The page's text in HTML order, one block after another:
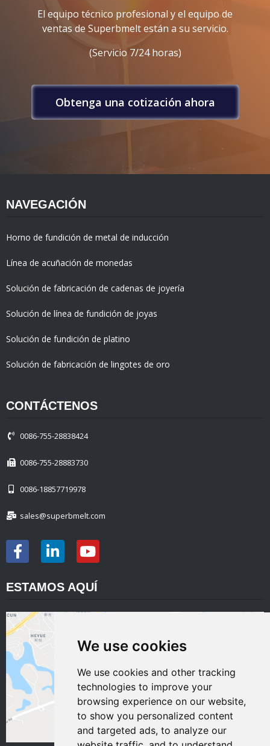
We use cookies
We use cookies and other tracking
technologies to improve your
browsing experience on our website,
to show you personalized content
and targeted ads, to analyze our
El equipo técnico profesional y el equipo de
ventas de Superbmelt están a su servicio.
(Servicio 7/24 horas)
Obtenga una cotización ahora
NAVEGACIÓN
Horno de fundición de metal de inducción
Línea de acuñación de monedas
Solución de fabricación de cadenas de joyería
Solución de línea de fundición de joyas
Solución de fundición de platino
Solución de fabricación de lingotes de oro
CONTÁCTENOS
0086-755-28838424
0086-755-28883730
0086-18857719978
sales@superbmelt.com
ESTAMOS AQUÍ